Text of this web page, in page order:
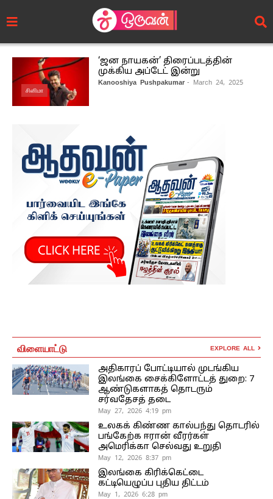
சினிமா
‘ஜன நாயகன்’ திரைப்படத்தின்
முக்கிய அப்டேட் இன்று
Kanooshiya Pushpakumar - March 24, 2025
விளையாட்டு EXPLORE ALL
அதிகாரப் போட்டியால் முடங்கிய
இலங்கை சைக்கிளோட்டத் துறை: 7
ஆண்டுகளாகத் தொடரும்
சர்வதேசத் தடை
May 27, 2026 4:19 pm
உலகக் கிண்ண கால்பந்து தொடரில்
பங்கேற்க ஈரான் வீரர்கள்
அமெரிக்கா செல்வது உறுதி
May 12, 2026 8:37 pm
இலங்கை கிரிக்கெட்டை
கட்டியெழுப்ப புதிய திட்டம்
May 1, 2026 6:28 pm